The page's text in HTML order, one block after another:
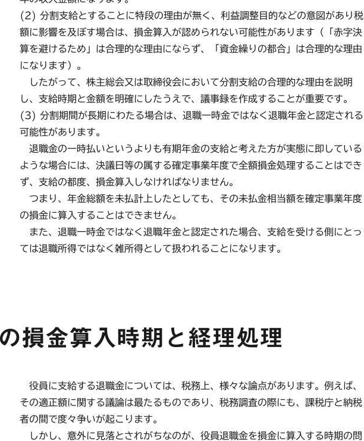
(2) 分割支給とすることに特段の理由が無く、利益調整目的などの意図があり税
額に影響を及ぼす場合は、損金算入が認められない可能性があります（「赤字決
算を避けるため」は合理的な理由にならず、「資金繰りの都合」は合理的な理由
になります）。
したがって、株主総会又は取締役会において分割支給の合理的な理由を説明
し、支給時期と金額を明確にしたうえで、議事録を作成することが重要です。
(3) 分割期間が長期にわたる場合は、退職一時金ではなく退職年金と認定される
可能性があります。
退職金の一時払いというよりも有期年金の支給と考えた方が実態に即している
ような場合には、決議日等の属する確定事業年度で全額損金処理することはでき
ず、支給の都度、損金算入しなければなりません。
つまり、年金総額を未払計上したとしても、その未払金相当額を確定事業年度
の損金に算入することはできません。
また、退職一時金ではなく退職年金と認定された場合、支給を受ける側にとっ
ては退職所得ではなく雑所得として扱われることになります。
損金算入時期と経理処理
役員に支給する退職金については、税務上、様々な論点があります。例えば、
その適正額に関する議論は最たるものであり、税務調査の際にも、課税庁と納税
者の間で度々争いが起こります。
しかし、意外に見落とされがちなのが、役員退職金を損金に算入する時期の問